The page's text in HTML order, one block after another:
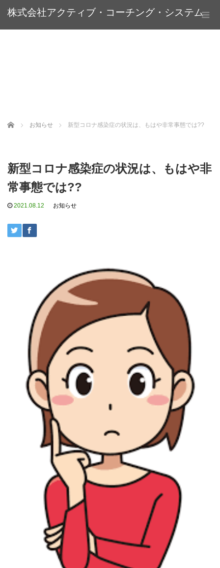
株式会社アクティブ・コーチング・システム
Home お知らせ 新型コロナ感染症の状況は、もはや非常事態では??
新型コロナ感染症の状況は、もはや非
常事態では??
2021.08.12 お知らせ